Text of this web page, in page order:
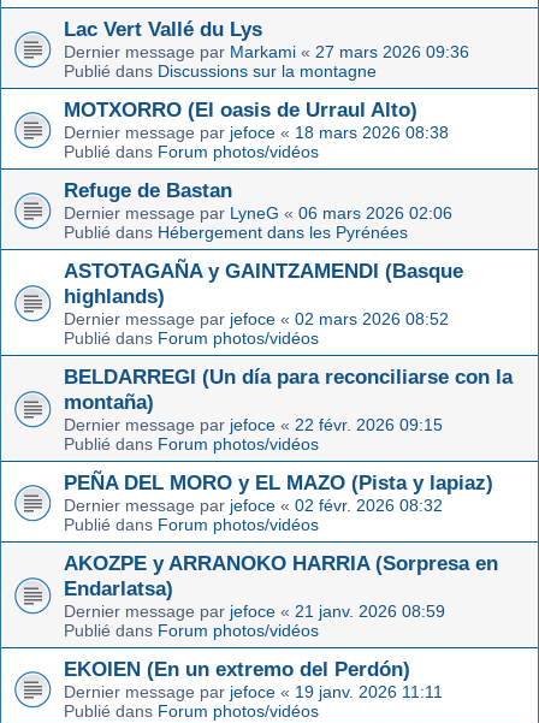
Lac Vert Vallé du Lys
Dernier message par Markami « 27 mars 2026 09:36
Publié dans Discussions sur la montagne
MOTXORRO (El oasis de Urraul Alto)
Dernier message par jefoce « 18 mars 2026 08:38
Publié dans Forum photos/vidéos
Refuge de Bastan
Dernier message par LyneG « 06 mars 2026 02:06
Publié dans Hébergement dans les Pyrénées
ASTOTAGAÑA y GAINTZAMENDI (Basque
highlands)
Dernier message par jefoce « 02 mars 2026 08:52
Publié dans Forum photos/vidéos
BELDARREGI (Un día para reconciliarse con la
montaña)
Dernier message par jefoce « 22 févr. 2026 09:15
Publié dans Forum photos/vidéos
PEÑA DEL MORO y EL MAZO (Pista y lapiaz)
Dernier message par jefoce « 02 févr. 2026 08:32
Publié dans Forum photos/vidéos
AKOZPE y ARRANOKO HARRIA (Sorpresa en
Endarlatsa)
Dernier message par jefoce « 21 janv. 2026 08:59
Publié dans Forum photos/vidéos
EKOIEN (En un extremo del Perdón)
Dernier message par jefoce « 19 janv. 2026 11:11
Publié dans Forum photos/vidéos